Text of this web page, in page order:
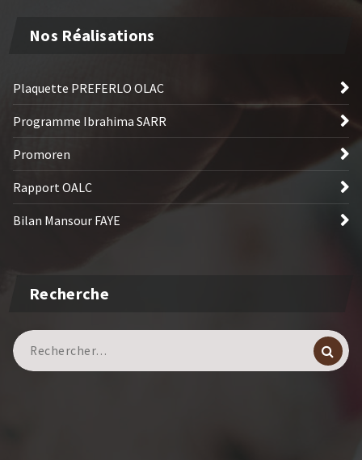
Nos Réalisations
Plaquette PREFERLO OLAC
Programme Ibrahima SARR
Promoren
Rapport OALC
Bilan Mansour FAYE
Recherche
Recherche
pour :